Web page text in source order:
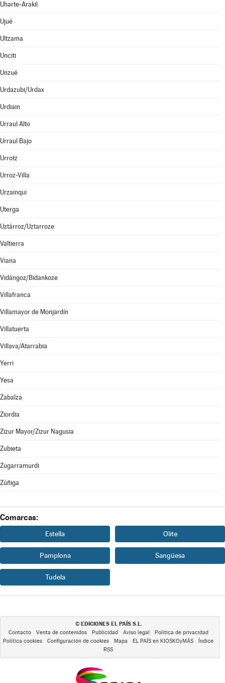
Uharte-Arakil
Ujué
Ultzama
Unciti
Unzué
Urdazubi/Urdax
Urdiain
Urraul Alto
Urraul Bajo
Urrotz
Urroz-Villa
Urzainqui
Uterga
Uztárroz/Uztarroze
Valtierra
Viana
Vidángoz/Bidankoze
Villafranca
Villamayor de Monjardín
Villatuerta
Villava/Atarrabia
Yerri
Yesa
Zabalza
Ziordia
Zizur Mayor/Zizur Nagusia
Zubieta
Zugarramurdi
Zúñiga
Comarcas:
Estella Olite
Pamplona Sangüesa
Tudela
© EDICIONES EL PAÍS S.L.
Contacto Venta de contenidos Publicidad Aviso legal
Política de privacidad
Política cookies
Configuración de cookies Mapa EL PAÍS en KIOSKOyMÁS
Índice
RSS